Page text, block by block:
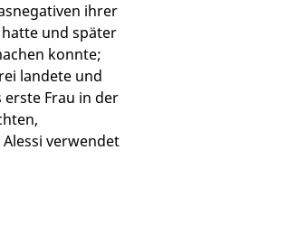
ihrer
und später
konnte;
landete und
Frau in der
verwendet